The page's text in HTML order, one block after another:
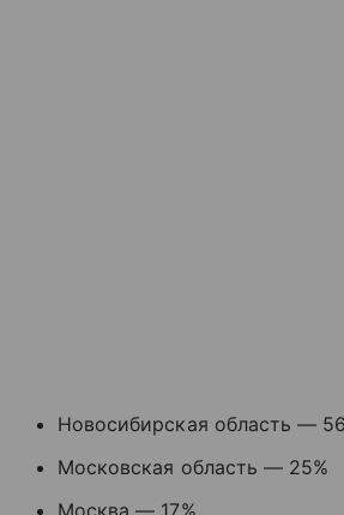
Новосибирская область —
Московская область — 25%
Москва — 17%